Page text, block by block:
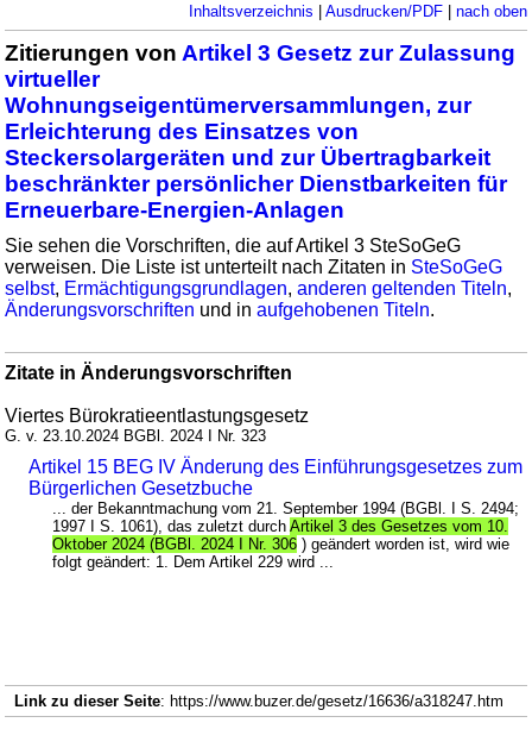
Inhaltsverzeichnis | Ausdrucken/PDF| nach oben
Zitierungen von Artikel 3 Gesetz zur Zulassung
virtueller
Wohnungseigentümerversammlungen, zur
Erleichterung des Einsatzes von
Steckersolargeräten und zur Übertragbarkeit
beschränkter persönlicher Dienstbarkeiten für
Erneuerbare-Energien-Anlagen
Sie sehen die Vorschriften, die auf Artikel 3 SteSoGeG
verweisen. Die Liste ist unterteilt nach Zitaten in SteSoGeG
selbst, Ermächtigungsgrundlagen,anderen geltenden Titeln,
Änderungsvorschriften und inaufgehobenen Titeln.
Zitate in Änderungsvorschriften
Viertes Bürokratieentlastungsgesetz
G. v. 23.10.2024 BGBl. 2024 I Nr. 323
Artikel 15 BEG IV Änderung des Einführungsgesetzes zum
Bürgerlichen Gesetzbuche
... der Bekanntmachung vom 21. September 1994 (BGBl. I S. 2494;
1997 I S. 1061), das zuletzt durchArtikel 3 des Gesetzes vom 10.
Oktober 2024 (BGBl. 2024 I Nr. 306 ) geändert worden ist, wird wie
folgt geändert: 1. Dem Artikel 229 wird ...
Link zu dieser Seite: https://www.buzer.de/gesetz/16636/a318247.htm